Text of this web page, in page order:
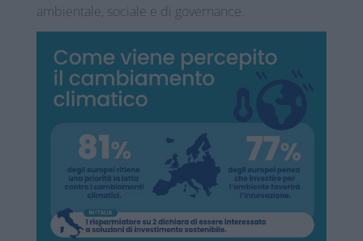
ambientale, sociale e di governance.